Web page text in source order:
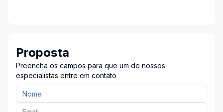
Proposta
Preencha os campos para que um de nossos
especialistas entre em contato